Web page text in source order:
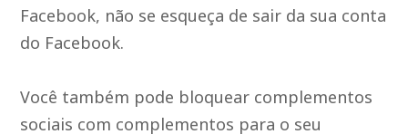
Facebook, não se esqueça de sair da sua conta
do Facebook.
Você também pode bloquear complementos
sociais com complementos para o seu